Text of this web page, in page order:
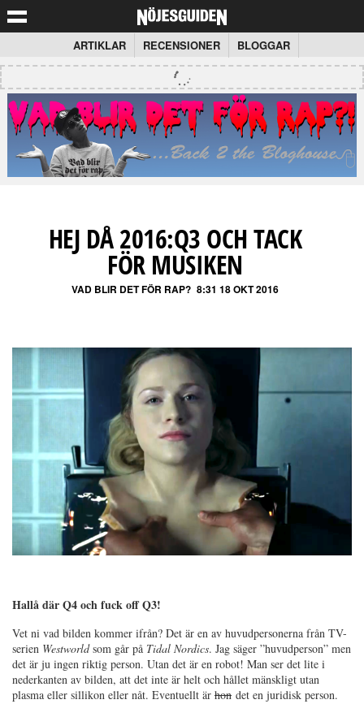
ARTIKLAR RECENSIONER BLOGGAR
HEJ DÅ 2016:Q3 OCH TACK
FÖR MUSIKEN
VAD BLIR DET FÖR RAP? 8:31 18 OKT 2016
Hallå där Q4 och fuck off Q3!
Vet ni vad bilden kommer ifrån? Det är en av huvudpersonerna från TV-
serien Westworldsom går på Tidal Nordics. Jag säger ”huvudperson” men
det är ju ingen riktig person. Utan det är en robot! Man ser det lite i
nederkanten av bilden, att det inte är helt och hållet mänskligt utan
plasma eller sillikon eller nåt. Eventuellt är hon det en juridisk person.